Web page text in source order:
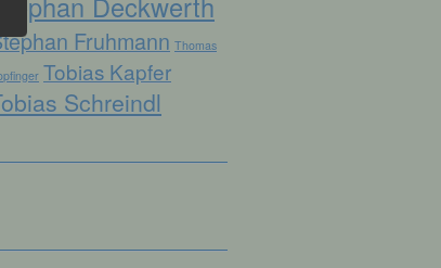
Fruhmann Thomas
Tobias Kapfer
Schreindl